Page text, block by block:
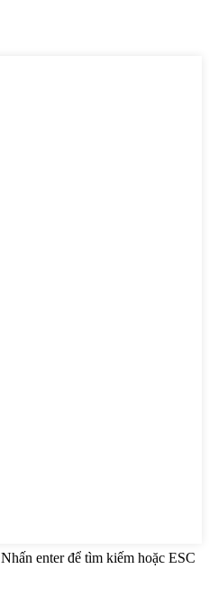
Nhấn enter để tìm kiếm hoặc ESC